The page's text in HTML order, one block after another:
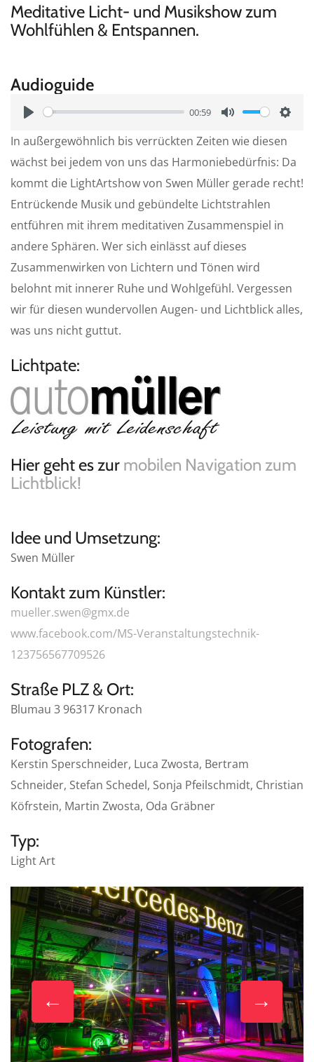
Meditative Licht- und Musikshow zum
Wohlfühlen & Entspannen.
Audioguide
l
a
y
00:59
u
t
e
e
t
t
In außergewöhnlich bis verrückten Zeiten wie diesen
wächst bei jedem von uns das Harmoniebedürfnis: Da
kommt die LightArtshow von Swen Müller gerade recht!
Entrückende Musik und gebündelte Lichtstrahlen
entführen mit ihrem meditativen Zusammenspiel in
andere Sphären. Wer sich einlässt auf dieses
Zusammenwirken von Lichtern und Tönen wird
belohnt mit innerer Ruhe und Wohlgefühl. Vergessen
wir für diesen wundervollen Augen- und Lichtblick alles,
was uns nicht guttut.
Lichtpate:
Hier geht es zur mobilen Navigation zum
Lichtblick!
Idee und Umsetzung:
Swen Müller
Kontakt zum Künstler:
mueller.swen@gmx.de
www.facebook.com/MS-Veranstaltungstechnik-
123756567709526
Straße PLZ & Ort:
Blumau 3 96317 Kronach
Fotografen:
Kerstin Sperschneider, Luca Zwosta, Bertram
Schneider, Stefan Schedel, Sonja Pfeilschmidt, Christian
Köfrstein, Martin Zwosta, Oda Gräbner
Typ:
Light Art